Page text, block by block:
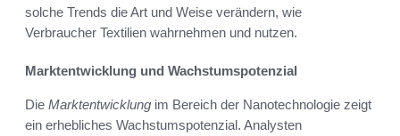
solche Trends die Art und Weise verändern, wie
Verbraucher Textilien wahrnehmen und nutzen.
Marktentwicklung und Wachstumspotenzial
Die Marktentwicklung im Bereich der Nanotechnologie zeigt
ein erhebliches Wachstumspotenzial. Analysten